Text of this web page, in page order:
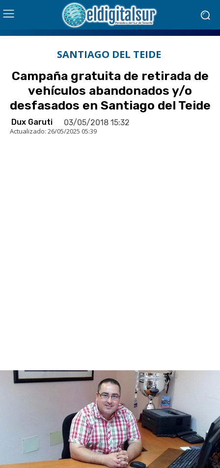
SANTIAGO DEL TEIDE
Campaña gratuita de retirada de
vehículos abandonados y/o
desfasados en Santiago del Teide
Dux Garuti 03/05/2018 15:32
Actualizado: 26/05/2025 05:39